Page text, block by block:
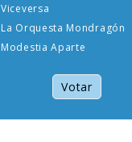
Viceversa
La Orquesta Mondragón
Modestia Aparte
Votar